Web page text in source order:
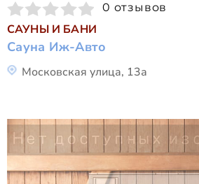
0 отзывов
САУНЫ И БАНИ
Сауна Иж-Авто
Московская улица, 13а